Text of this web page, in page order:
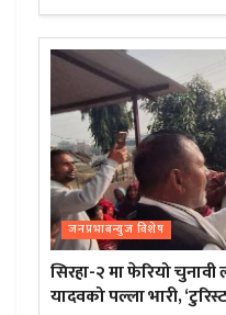
जनप्रभाबन्युज विशेष
सिरहा-२ मा फेरियो चुनावी
यादवको पल्ला भारी,